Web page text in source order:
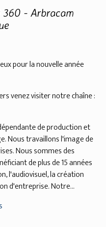
360 - Arbracam
pour la nouvelle année
venez visiter notre chaîne :
de production et
Nous travaillons l'image de
Nous sommes des
de plus de 15 années
l'audiovisuel, la création
d'entreprise. Notre...